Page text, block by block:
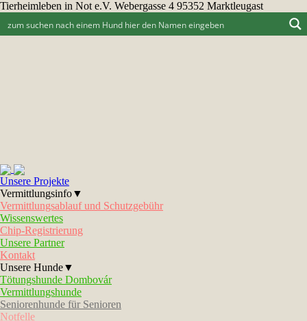
Tierheimleben in Not e.V. Webergasse 4 95352 Marktleugast
Unsere Projekte
Vermittlungsinfo▼
Vermittlungsablauf und Schutzgebühr
Wissenswertes
Chip-Registrierung
Unsere Partner
Kontakt
Unsere Hunde▼
Tötungshunde Dombovár
Vermittlungshunde
Seniorenhunde für Senioren
Notfelle